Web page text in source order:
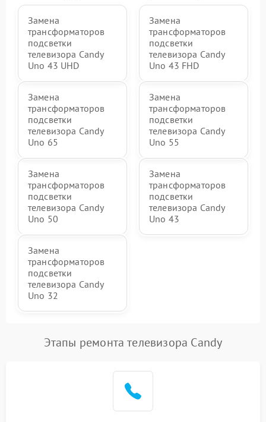
Замена
трансформаторов
подсветки
телевизора Candy
Uno 43 UHD
Замена
трансформаторов
подсветки
телевизора Candy
Uno 43 FHD
Замена
трансформаторов
подсветки
телевизора Candy
Uno 65
Замена
трансформаторов
подсветки
телевизора Candy
Uno 55
Замена
трансформаторов
подсветки
телевизора Candy
Uno 50
Замена
трансформаторов
подсветки
телевизора Candy
Uno 43
Замена
трансформаторов
подсветки
телевизора Candy
Uno 32
Этапы ремонта телевизора Candy